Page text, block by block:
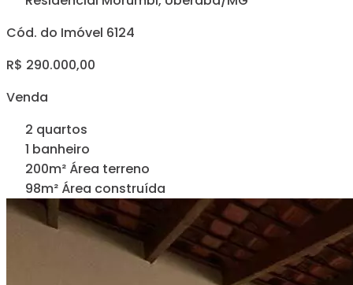
Cód. do Imóvel 6124
R$ 290.000,00
Venda
2 quartos
1 banheiro
200m² Área terreno
98m² Área construída